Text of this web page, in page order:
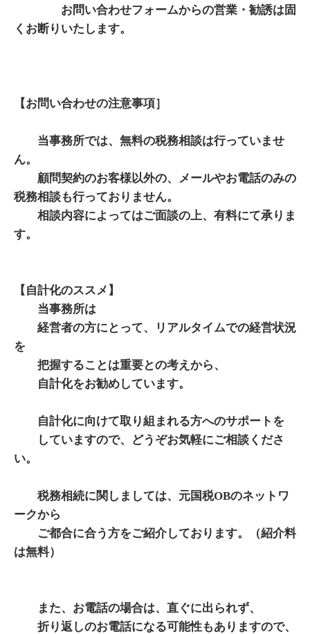
お問い合わせフォームからの営業・勧誘は固
くお断りいたします。
【お問い合わせの注意事項］
当事務所では、無料の税務相談は行っていませ
ん。
顧問契約のお客様以外の、メールやお電話のみの
税務相談も行っておりません。
相談内容によってはご面談の上、有料にて承りま
す。
【自計化のススメ】
当事務所は
経営者の方にとって、リアルタイムでの経営状況
を
把握することは重要との考えから、
自計化をお勧めしています。
自計化に向けて取り組まれる方へのサポートを
していますので、どうぞお気軽にご相談くださ
い。
税務相続に関しましては、元国税OBのネットワ
ークから
ご都合に合う方をご紹介しております。（紹介料
は無料）
また、お電話の場合は、直ぐに出られず、
折り返しのお電話になる可能性もありますので、